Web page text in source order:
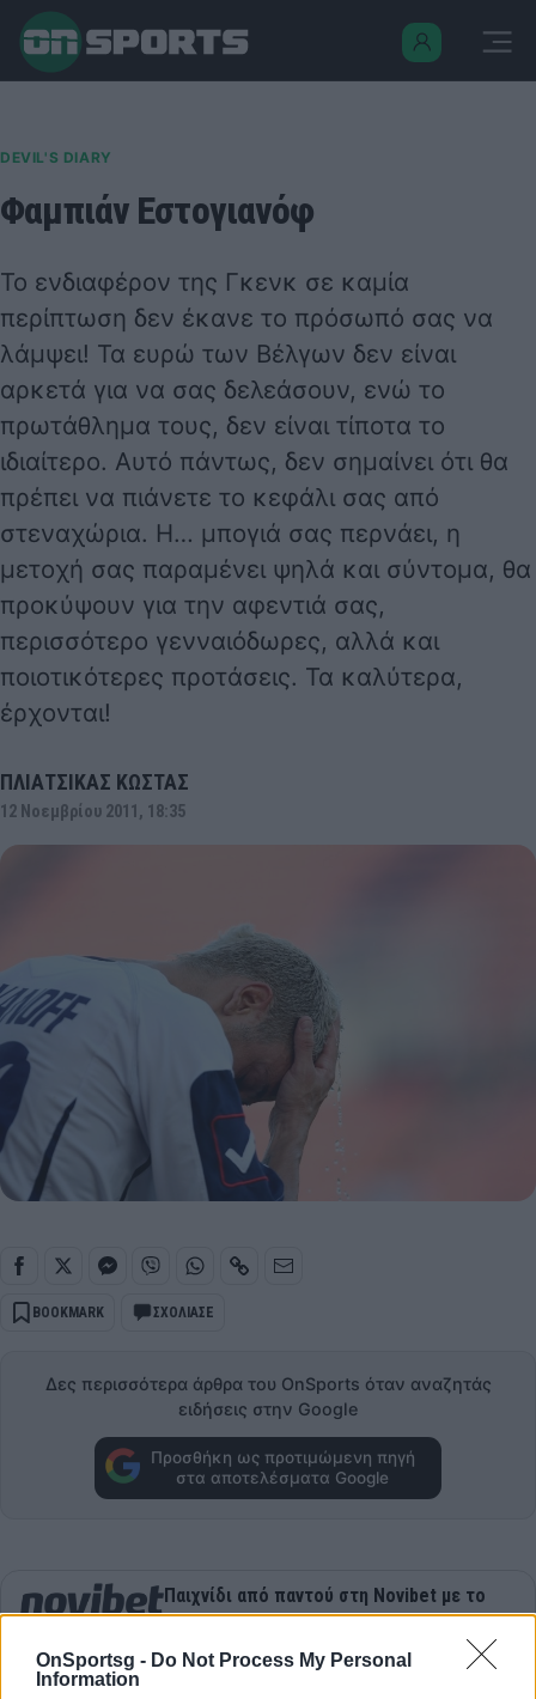
OnSportsg - Do Not Process My Personal
Information
DEVIL'S DIARY
Φαμπιάν Εστογιανόφ
Το ενδιαφέρον της Γκενκ σε καμία
περίπτωση δεν έκανε το πρόσωπό σας να
λάμψει! Τα ευρώ των Βέλγων δεν είναι
αρκετά για να σας δελεάσουν, ενώ το
πρωτάθλημα τους, δεν είναι τίποτα το
ιδιαίτερο. Αυτό πάντως, δεν σημαίνει ότι θα
πρέπει να πιάνετε το κεφάλι σας από
στεναχώρια. Η… μπογιά σας περνάει, η
μετοχή σας παραμένει ψηλά και σύντομα, θα
προκύψουν για την αφεντιά σας,
περισσότερο γενναιόδωρες, αλλά και
ποιοτικότερες προτάσεις. Τα καλύτερα,
έρχονται!
ΠΛΙΑΤΣΙΚΑΣ ΚΩΣΤΑΣ
12 Νοεμβρίου 2011, 18:35
BOOKMARK ΣΧΟΛΙΑΣΕ
Δες περισσότερα άρθρα του OnSports όταν αναζητάς
ειδήσεις στην Google
Προσθήκη ως προτιμώμενη πηγή
στα αποτελέσματα Google
Παιχνίδι από παντού στη Novibet με το
νέο Mobile App